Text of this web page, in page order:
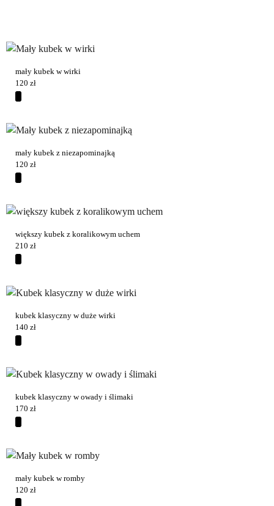
mały kubek w wirki
120 zł
mały kubek z niezapominajką
120 zł
większy kubek z koralikowym uchem
210 zł
kubek klasyczny w duże wirki
140 zł
kubek klasyczny w owady i ślimaki
170 zł
mały kubek w romby
120 zł